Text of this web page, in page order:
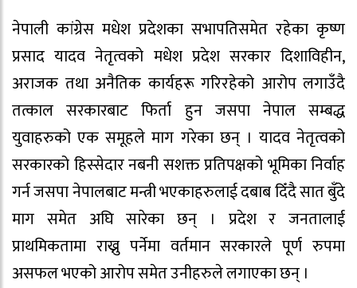
नेपाली कांग्रेस मधेश प्रदेशका सभापतिसमेत रहेका कृष्ण
प्रसाद यादव नेतृत्वको मधेश प्रदेश सरकार दिशाविहीन,
अराजक तथा अनैतिक कार्यहरू गरिरहेको आरोप लगाउँदै
तत्काल सरकारबाट फिर्ता हुन जसपा नेपाल सम्बद्ध
युवाहरुको एक समूहले माग गरेका छन् । यादव नेतृत्वको
सरकारको हिस्सेदार नबनी सशक्त प्रतिपक्षको भूमिका निर्वाह
गर्न जसपा नेपालबाट मन्त्री भएकाहरुलाई दबाब दिँदै सात बुँदे
माग समेत अघि सारेका छन् । प्रदेश र जनतालाई
प्राथमिकतामा राख्नु पर्नेमा वर्तमान सरकारले पूर्ण रुपमा
असफल भएको आरोप समेत उनीहरुले लगाएका छन् ।